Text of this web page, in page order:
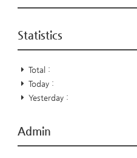
Statistics
Total :
Today :
Yesterday :
Admin